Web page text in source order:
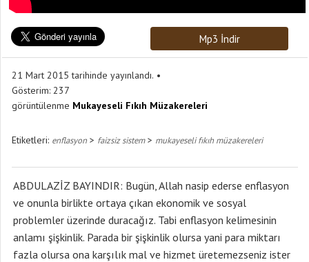
Mp3 İndir
21 Mart 2015 tarihinde yayınlandı.
Gösterim: 237
görüntülenme Mukayeseli Fıkıh Müzakereleri
Etiketleri: enflasyon > faizsiz sistem> mukayeseli fıkıh müzakereleri
ABDULAZİZ BAYINDIR: Bugün, Allah nasip ederse enflasyon
ve onunla birlikte ortaya çıkan ekonomik ve sosyal
problemler üzerinde duracağız. Tabi enflasyon kelimesinin
anlamı şişkinlik. Parada bir şişkinlik olursa yani para miktarı
fazla olursa ona karşılık mal ve hizmet üretemezseniz ister